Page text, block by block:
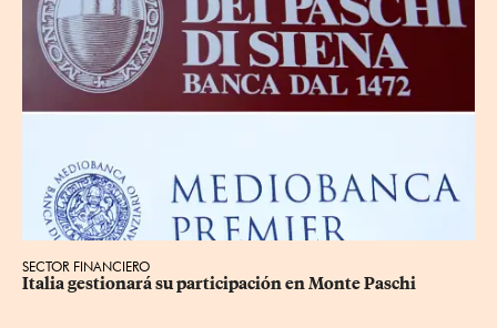
SECTOR FINANCIERO
Italia gestionará su participación en Monte Paschi